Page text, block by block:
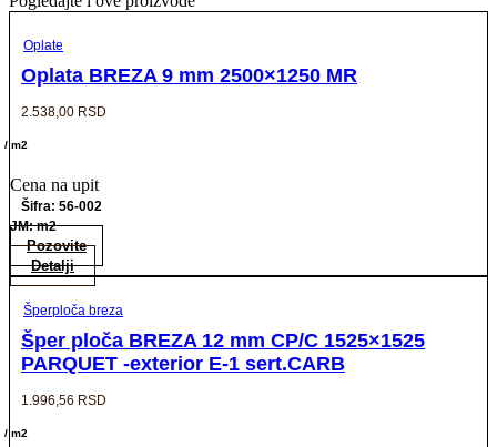
Oplate
Oplata BREZA 9 mm 2500×1250 MR
2.538,00 RSD
/ m2
Cena na upit
Šifra: 56-002
JM: m2
Pozovite
Detalji
Šperploča breza
Šper ploča BREZA 12 mm CP/C 1525×1525
PARQUET -exterior E-1 sert.CARB
1.996,56 RSD
/ m2